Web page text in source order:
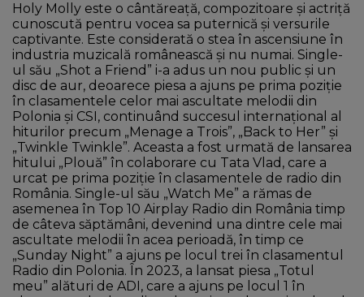
Holy Molly este o cântăreață, compozitoare și actriță
cunoscută pentru vocea sa puternică și versurile
captivante. Este considerată o stea în ascensiune în
industria muzicală românească și nu numai. Single-
ul său „Shot a Friend” i-a adus un nou public și un
disc de aur, deoarece piesa a ajuns pe prima poziție
în clasamentele celor mai ascultate melodii din
Polonia și CSI, continuând succesul internațional al
hiturilor precum „Menage a Trois”, „Back to Her” și
„Twinkle Twinkle”. Aceasta a fost urmată de lansarea
hitului „Plouă” în colaborare cu Tata Vlad, care a
urcat pe prima poziție în clasamentele de radio din
România. Single-ul său „Watch Me” a rămas de
asemenea în Top 10 Airplay Radio din România timp
de câteva săptămâni, devenind una dintre cele mai
ascultate melodii în acea perioadă, în timp ce
„Sunday Night” a ajuns pe locul trei în clasamentul
Radio din Polonia. În 2023, a lansat piesa „Totul
meu” alături de ADI, care a ajuns pe locul 1 în